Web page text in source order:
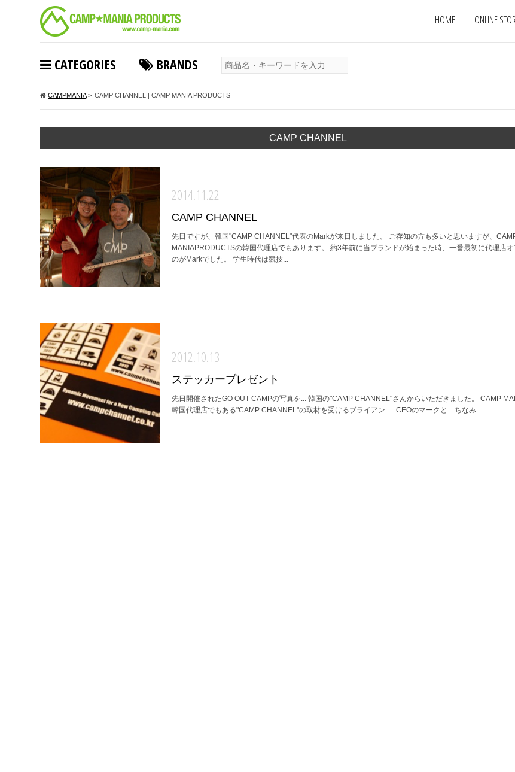
HOME ONLINE
CATEGORIES BRANDS
CAMPMANIA> CAMP CHANNEL | CAMP MANIA PRODUCTS
CAMP CHANNEL
2014.11.22
CAMP CHANNEL
先日ですが、韓国"CAMP CHANNEL"代表のMarkが来日しました。 ご存知の方も多いと思いますが、
MANIAPRODUCTSの韓国代理店でもあります。 約3年前に当ブランドが始まった時、一番最初に代理店
のがMarkでした。 学生時代は競技...
2012.10.13
ステッカープレゼント
先日開催されたGO OUT CAMPの写真を... 韓国の"CAMP CHANNEL"さんからいただきました。 CAMP
韓国代理店でもある"CAMP CHANNEL"の取材を受けるブライアン... CEOのマークと... ちなみ...